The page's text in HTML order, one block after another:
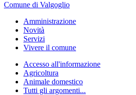
Comune di Valgoglio
Amministrazione
Novità
Servizi
Vivere il comune
Accesso all'informazione
Agricoltura
Animale domestico
Tutti gli argomenti...